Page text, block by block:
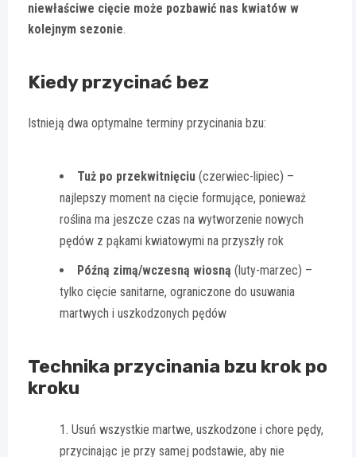
niewłaściwe cięcie może pozbawić nas kwiatów w
kolejnym sezonie.
Kiedy przycinać bez
Istnieją dwa optymalne terminy przycinania bzu:
Tuż po przekwitnięciu (czerwiec-lipiec) –
najlepszy moment na cięcie formujące, ponieważ
roślina ma jeszcze czas na wytworzenie nowych
pędów z pąkami kwiatowymi na przyszły rok
Późną zimą/wczesną wiosną (luty-marzec) –
tylko cięcie sanitarne, ograniczone do usuwania
martwych i uszkodzonych pędów
Technika przycinania bzu krok po
kroku
Usuń wszystkie martwe, uszkodzone i chore pędy,
przycinając je przy samej podstawie, aby nie